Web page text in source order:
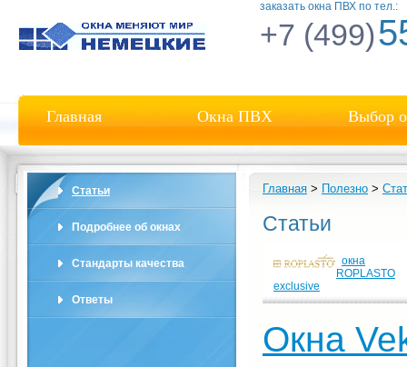
заказать окна ПВХ по тел.:
+7 (499)
Главная Окна ПВХ Выбор
Статьи
Подробнее об окнах
Стандарты качества
Ответы
Главная > Полезно >
Статьи
окна
ROPLASTO
exclusive
Окна